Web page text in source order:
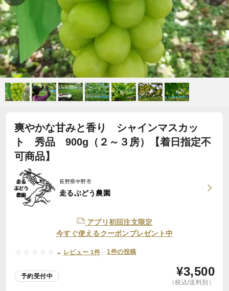
爽やかな甘みと香り シャインマスカッ
ト 秀品 900g（２～３房）【着日指定不
可商品】
長野県中野市
走るぶどう農園
アプリ初回注文限定
今すぐ使えるクーポンプレゼント中
- レビュー 1件 1件の投稿
予約受付中 ¥3,500
（税込/送料別）